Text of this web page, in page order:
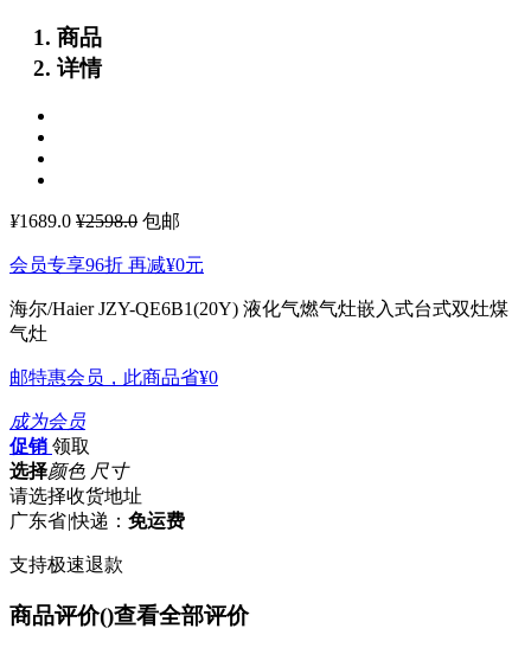
商品
详情
¥1689.0 ¥2598.0 包邮
会员专享96折 再减¥0元
海尔/Haier JZY-QE6B1(20Y) 液化气燃气灶嵌入式台式双灶煤
气灶
邮特惠会员，此商品省¥0
成为会员
促销 领取
选择颜色 尺寸
请选择收货地址
广东省|快递： 免运费
支持极速退款
商品评价()查看全部评价